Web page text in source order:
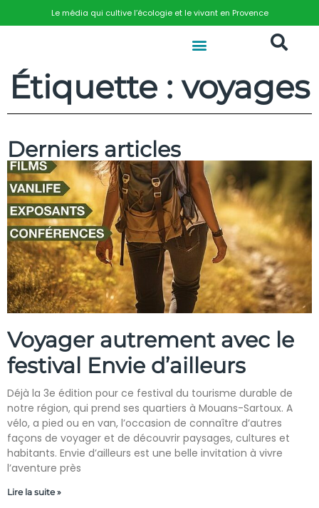
Le média qui cultive l’écologie et le vivant en Provence
Étiquette : voyages
Derniers articles
Voyager autrement avec le
festival Envie d’ailleurs
Déjà la 3e édition pour ce festival du tourisme durable de
notre région, qui prend ses quartiers à Mouans-Sartoux. A
vélo, a pied ou en van, l’occasion de connaître d’autres
façons de voyager et de découvrir paysages, cultures et
habitants. Envie d’ailleurs est une belle invitation à vivre
l’aventure près
Lire la suite »